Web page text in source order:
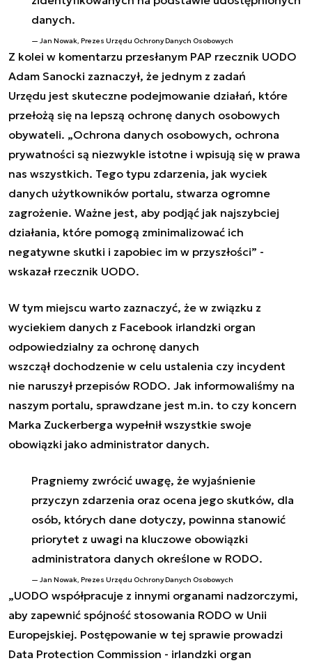
danych.
Jan Nowak, Prezes Urzędu Ochrony Danych Osobowych
Z kolei w komentarzu przesłanym PAP rzecznik UODO
Adam Sanocki zaznaczył, że jednym z zadań
Urzędu jest skuteczne podejmowanie działań, które
przełożą się na lepszą ochronę danych osobowych
obywateli. „Ochrona danych osobowych, ochrona
prywatności są niezwykle istotne i wpisują się w prawa
nas wszystkich. Tego typu zdarzenia, jak wyciek
danych użytkowników portalu, stwarza ogromne
zagrożenie. Ważne jest, aby podjąć jak najszybciej
działania, które pomogą zminimalizować ich
negatywne skutki i zapobiec im w przyszłości” -
wskazał rzecznik UODO.
W tym miejscu warto zaznaczyć, że w związku z
wyciekiem danych z Facebook irlandzki organ
odpowiedzialny za ochronę danych
wszczął dochodzenie w celu ustalenia czy incydent
nie naruszył przepisów RODO. Jak informowaliśmy na
naszym portalu, sprawdzane jest m.in. to czy koncern
Marka Zuckerberga wypełnił wszystkie swoje
obowiązki jako administrator danych.
Pragniemy zwrócić uwagę, że wyjaśnienie
przyczyn zdarzenia oraz ocena jego skutków, dla
osób, których dane dotyczy, powinna stanowić
priorytet z uwagi na kluczowe obowiązki
administratora danych określone w RODO.
Jan Nowak, Prezes Urzędu Ochrony Danych Osobowych
„UODO współpracuje z innymi organami nadzorczymi,
aby zapewnić spójność stosowania RODO w Unii
Europejskiej. Postępowanie w tej sprawie prowadzi
Data Protection Commission - irlandzki organ